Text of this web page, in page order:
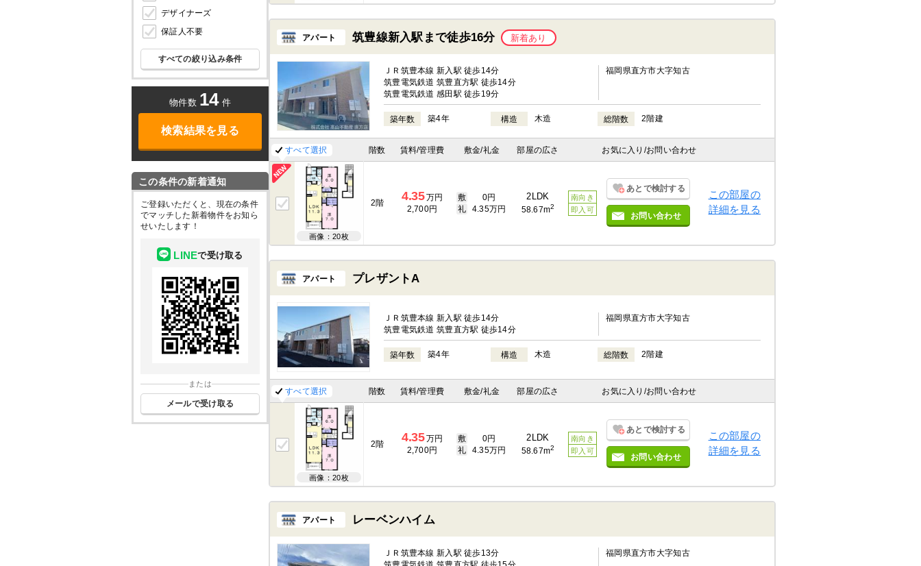
デザイナーズ
保証人不要
すべての絞り込み条件
物件数 14 件
検索結果を見る
この条件の新着通知
ご登録いただくと、現在の条件
でマッチした新着物件をお知ら
せいたします！
LINEで受け取る
または
メールで受け取る
アパート 筑豊線新入駅まで徒歩16分 新着あり
ＪＲ筑豊本線 新入駅 徒歩14分
筑豊電気鉄道 筑豊直方駅 徒歩14分
筑豊電気鉄道 感田駅 徒歩19分
福岡県直方市大字知古
築年数 築4年 構造 木造 総階数 2階建
すべて選択 階数 賃料/管理費 敷金/礼金 部屋の広さ お気に入り /お問い合わせ
画像：20枚
2階 4.35万円
2,700円
敷
0円
礼
4.35万円
2LDK
58.67m2
南向き
即入可
あとで検討する
お問い合わせ
この部屋の
詳細を見る
アパート プレザントA
ＪＲ筑豊本線 新入駅 徒歩14分
筑豊電気鉄道 筑豊直方駅 徒歩14分
福岡県直方市大字知古
築年数 築4年 構造 木造 総階数 2階建
すべて選択 階数 賃料/管理費 敷金/礼金 部屋の広さ お気に入り /お問い合わせ
画像：20枚
2階 4.35万円
2,700円
敷
0円
礼
4.35万円
2LDK
58.67m2
南向き
即入可
あとで検討する
お問い合わせ
この部屋の
詳細を見る
アパート レーベンハイム
ＪＲ筑豊本線 新入駅 徒歩13分
福岡県直方市大字知古